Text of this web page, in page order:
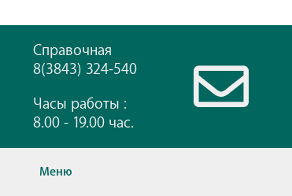
Справочная
8(3843) 324-540
Часы работы :
8.00 - 19.00 час.
Меню